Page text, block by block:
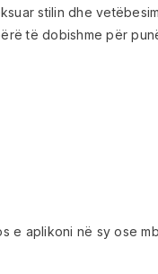
stilin dhe
të dobishme për
e aplikoni në sy ose